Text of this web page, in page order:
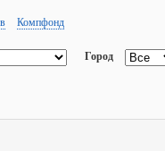
Компфонд
Город